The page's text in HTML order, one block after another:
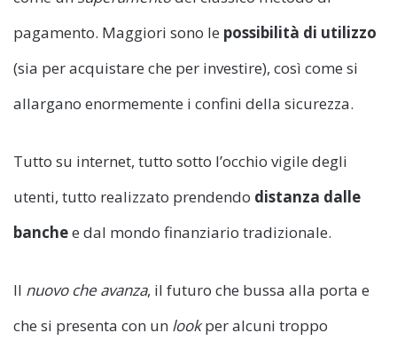
pagamento. Maggiori sono le possibilità di utilizzo
(sia per acquistare che per investire), così come si
allargano enormemente i confini della sicurezza.
Tutto su internet, tutto sotto l’occhio vigile degli
utenti, tutto realizzato prendendo distanza dalle
banchee dal mondo finanziario tradizionale.
Il nuovo che avanza, il futuro che bussa alla porta e
che si presenta con un lookper alcuni troppo